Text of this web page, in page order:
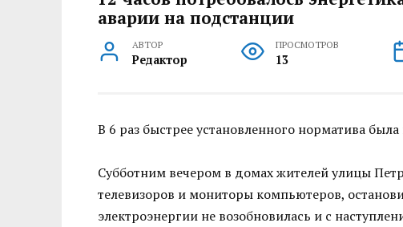
аварии на подстанции
АВТОР
Редактор
ПРОСМОТРОВ
13
В 6 раз быстрее установленного норматива
Субботним вечером в домах жителей улицы
телевизоров и мониторы компьютеров,
электроэнергии не возобновилась и с